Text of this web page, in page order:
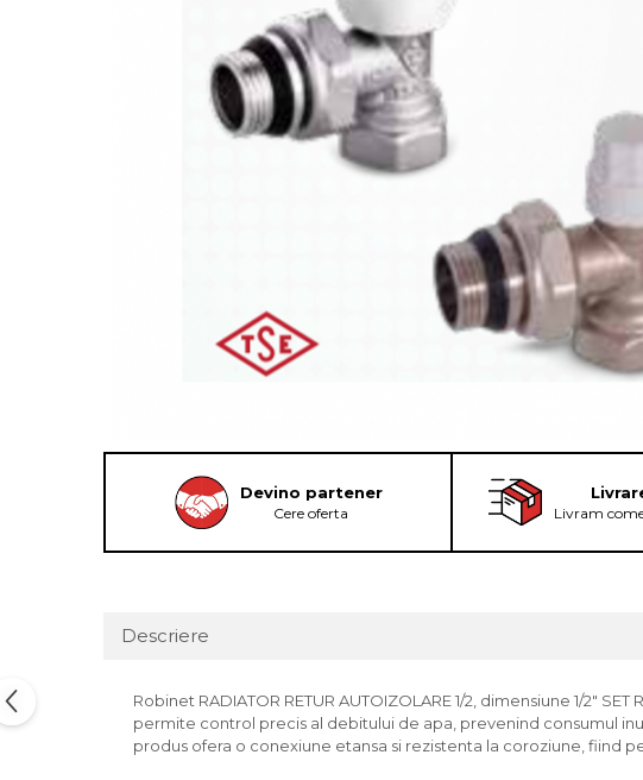
Devino partener
Cere oferta Livram
Descriere
Robinet RADIATOR RETUR AUTOIZOLARE 1/2, dimensiune 1/2"
permite control precis al debitului de apa, prevenind consumul
produs ofera o conexiune etansa si rezistenta la coroziune, fiind